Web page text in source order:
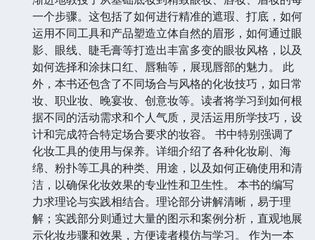
一个步骤。这包括了如何进行精准的遮瑕、打底，如何
运用不同工具和产品塑造立体自然的眉形，如何通过眼
影、眼线、睫毛膏等打造出丰富多变的眼妆风格，以及
如何选择和涂抹口红、唇釉等，展现唇部的魅力。 此
外，本书还包含了不同场合与风格的化妆技巧，如日常
妆、职业妆、晚宴妆、创意妆等。读者将学习到如何根
据不同的活动需求和个人气质，灵活运用所学技巧，设
计和完成符合特定场合要求的妆容。 书中特别强调了
化妆工具的使用与保养。详细介绍了各种化妆刷、海
绵、粉扑等工具的种类、用途，以及如何正确使用和清
洁，以确保化妆效果的专业性和卫生性。 本书的编写
力求理论与实践相结合。理论部分讲解清晰，易于理
解；实践部分则通过大量的图示和案例分析，直观地展
示化妆步骤和效果，方便读者模仿与学习。 作为一本